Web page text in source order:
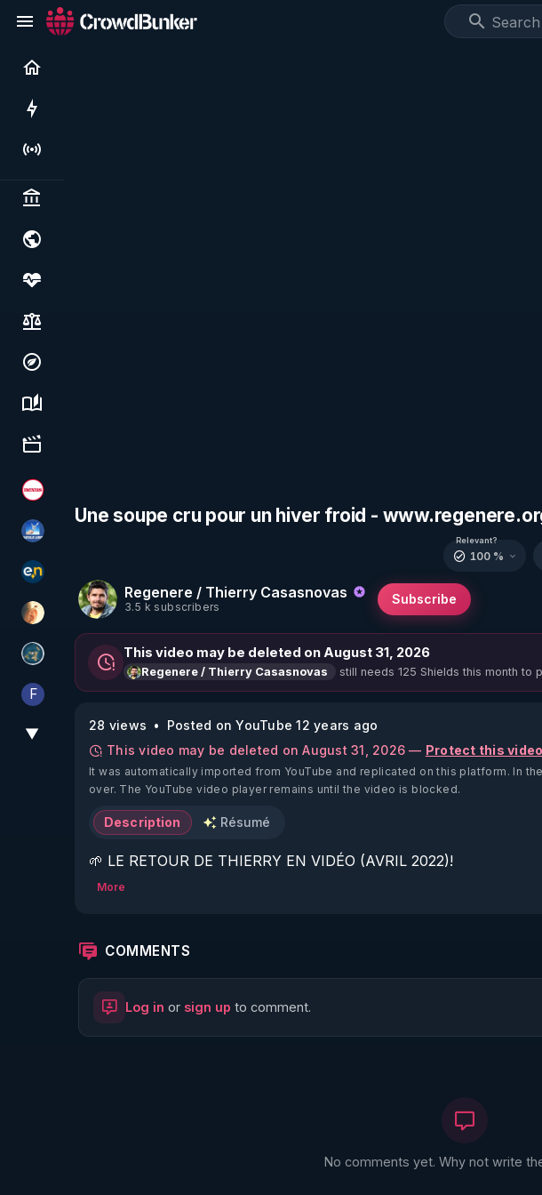
Live
Politics & institutions
Society, justice & freedoms
Economy, environment & technology
Science, history & spirituality
Culture, media & entertainment
Magazine Nexus
PAROLE LIBRE
essentiel.news
La Puce à l'oreille
Réinformation sur le monde
FFinalscape
▼
Une soupe cru pour un hiver froid -
Regenere / Thierry Casasnovas
3.5 k subscribers
Subscribe
Relevant?
100 %
This video may be deleted on August 31, 2026
Regenere / Thierry Casasnovas still needs 125 Shields this month to
28 views
Posted on YouTube 12 years ago
This video may be deleted on August 31, 2026 — Protect this video
It was automatically imported from YouTube and replicated on this platform. In
over. The YouTube video player remains until the video is blocked.
Description Résumé
🌱 LE RETOUR DE THIERRY EN VIDÉO (AVRIL 2022)!
🌱 LE MAGAZINE RÉGÉNÈRE
http://rgnr.li/ymag
More
COMMENTS
Log in or sign up to comment.
No comments yet. Why not write